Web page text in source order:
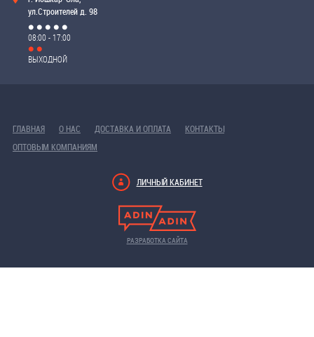
ул.Строителей д. 98
08:00 - 17:00
ВЫХОДНОЙ
ГЛАВНАЯ О НАС ДОСТАВКА И ОПЛАТА
КОНТАКТЫ
ОПТОВЫМ КОМПАНИЯМ
ЛИЧНЫЙ КАБИНЕТ
РАЗРАБОТКА САЙТА